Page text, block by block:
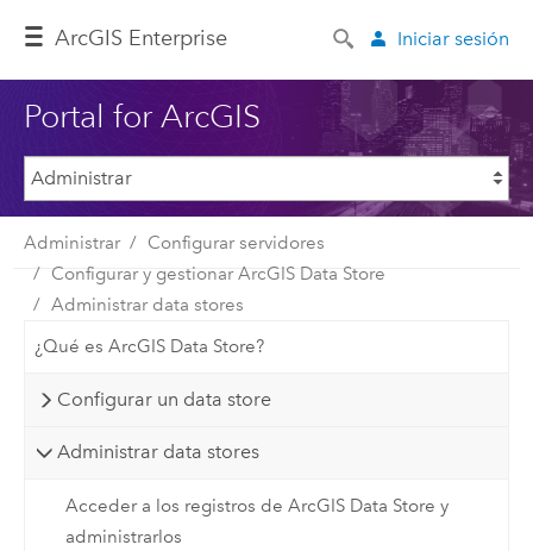
ArcGIS Enterprise Iniciar sesión
Portal for ArcGIS
Administrar
Configurar servidores
Configurar y gestionar ArcGIS Data Store
Administrar data stores
¿Qué es ArcGIS Data Store?
Configurar un data store
Administrar data stores
Acceder a los registros de ArcGIS Data Store y
administrarlos